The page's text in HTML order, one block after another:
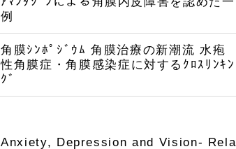
例
角膜ｼﾝﾎﾟｼﾞｳﾑ 角膜治療の新潮流 水疱
性角膜症・角膜感染症に対するｸﾛｽﾘﾝｷﾝ
ｸﾞ
Anxiety, Depression and Vision- Rela